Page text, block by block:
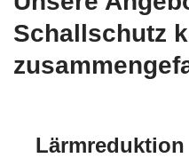
Schallschutz